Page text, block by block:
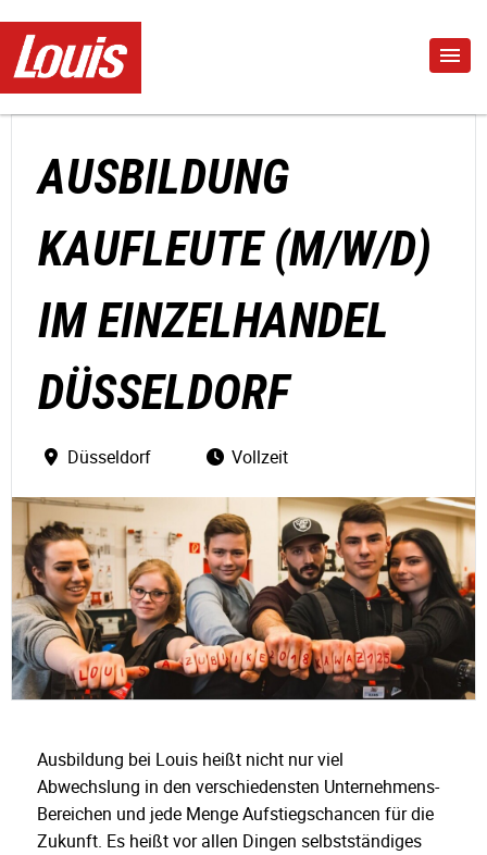
AUSBILDUNG
KAUFLEUTE (M/W/D)
IM EINZELHANDEL
DÜSSELDORF
Düsseldorf Vollzeit
Ausbildung bei Louis heißt nicht nur viel
Abwechslung in den verschiedensten Unternehmens-
Bereichen und jede Menge Aufstiegschancen für die
Zukunft. Es heißt vor allen Dingen selbstständiges